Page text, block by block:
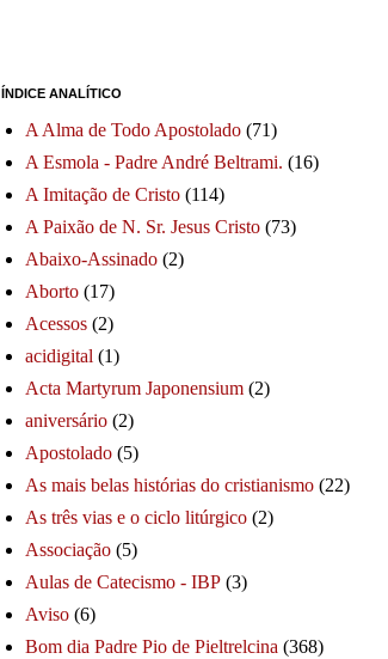
ÍNDICE ANALÍTICO
A Alma de Todo Apostolado (71)
A Esmola - Padre André Beltrami. (16)
A Imitação de Cristo (114)
A Paixão de N. Sr. Jesus Cristo (73)
Abaixo-Assinado (2)
Aborto (17)
Acessos (2)
acidigital (1)
Acta Martyrum Japonensium (2)
aniversário (2)
Apostolado (5)
As mais belas histórias do cristianismo (22)
As três vias e o ciclo litúrgico (2)
Associação (5)
Aulas de Catecismo - IBP (3)
Aviso (6)
Bom dia Padre Pio de Pieltrelcina (368)